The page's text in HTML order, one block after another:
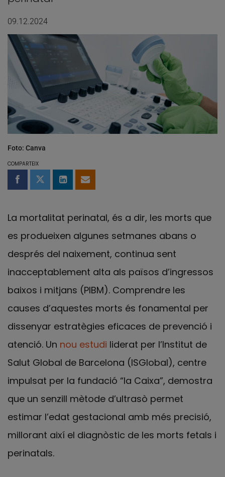
09.12.2024
Foto: Canva
COMPARTEIX
Compartir a Facebook
Compartir a Twitter
Comparteix a LinkedIn
Comparteix per email
La mortalitat perinatal, és a dir, les morts que
es produeixen algunes setmanes abans o
després del naixement, continua sent
inacceptablement alta als països d’ingressos
baixos i mitjans (PIBM). Comprendre les
causes d’aquestes morts és fonamental per
dissenyar estratègies eficaces de prevenció i
atenció. Un nou estudi liderat per l’Institut de
Salut Global de Barcelona (ISGlobal), centre
impulsat per la fundació “la Caixa”, demostra
que un senzill mètode d’ultrasò permet
estimar l’edat gestacional amb més precisió,
millorant així el diagnòstic de les morts fetals i
perinatals.